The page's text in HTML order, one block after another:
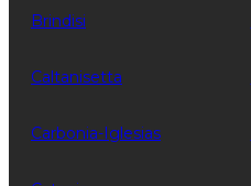
Brindisi
Caltanisetta
Carbonia-Iglesias